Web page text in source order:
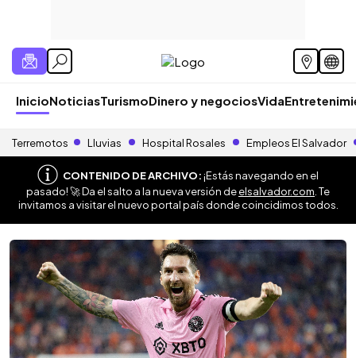
InicioNoticiasTurismoDinero y negociosVida
Terremotos Lluvias Hospital Rosales Empleos El Salvador
CONTENIDO DE ARCHIVO:¡Estás navegando en el
pasado! 🚀 Da el salto a la nueva versión deelsalvador.com . Te
invitamos a visitar el nuevo portal país donde coincidimos todos.